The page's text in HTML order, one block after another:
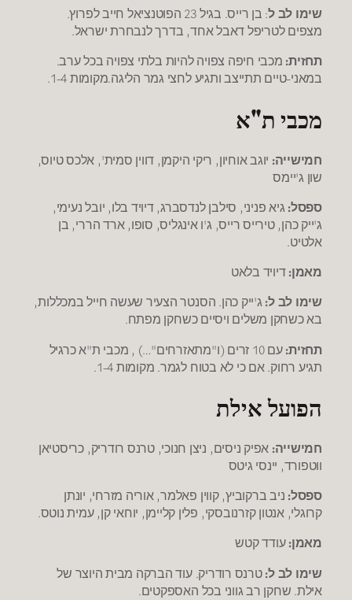
שימו לב ל
: בן רייס. בגיל 23 הפוטנציאל חייב לפרוץ.
מצפים לטריפל דאבל אחד, בדרך לנבחרת ישראל.
תחזית: מכבי חיפה צפויה להיות בלתי צפויה בכל ערב.
במאני-טיים תתייצב ותגיע לחצי גמר הליגה.מקומות 1-4.
מכבי ת"א
חמישייה: יוגב אוחיון, ריקי היקמן, דווין סמית', אלכס טיוס,
שון ג'יימס
ספסל:גיא פניני, סילבן לנדסברג, דיויד בלו, יובל נעימי,
ג'ייק כהן, טירייס רייס, ג'ו אינגליס, סופו, ארד הררי, בן
אלטיט.
מאמן:דיויד בלאט
שימו לב ל:ג'ייק כהן. הסנטר הצעיר שעשה חייל במכללות,
בא כשחקן משלים ויסיים כשחקן מפתח.
תחזית:
עם 10 זרים (ו"מתאזרחים"…) , מכבי ת"א כרגיל
תגיע רחוק. אם כי לא בטוח לגמר. מקומות 1-4.
הפועל אילת
חמישייה: אפיק ניסים, ניצן חנוכי, טרנס רודריק, כריסטיאן
ווטפורד, יינסי גיטס
ספסל: ניב ברקוביץ, קווין פאלמר, אוריה מזרחי, יונתן
קרוגלי, אנטון קזרנובסקי, פלין קליימן, יוחאי קן, עמית נוטס.
מאמן:עודד קטש
שימו לב ל:טרנס רודריק. עוד הברקה מבית היוצר של
אילת. שחקן רב גווני בכל האספקטים.